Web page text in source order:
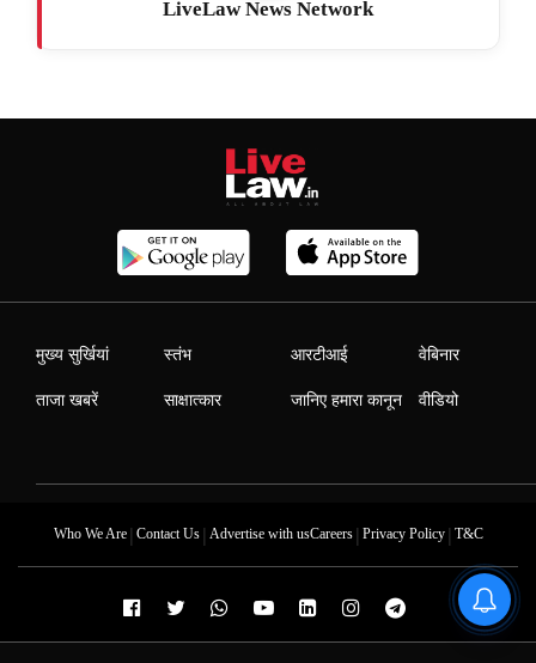
LiveLaw News Network
मुख्य सुर्खियां
ताजा खबरें
स्तंभ
साक्षात्कार
आरटीआई
जानिए हमारा कानून
वेबिनार
वीडियो
Who We Are| Contact Us| Advertise with usCareers| Privacy Policy| T&C